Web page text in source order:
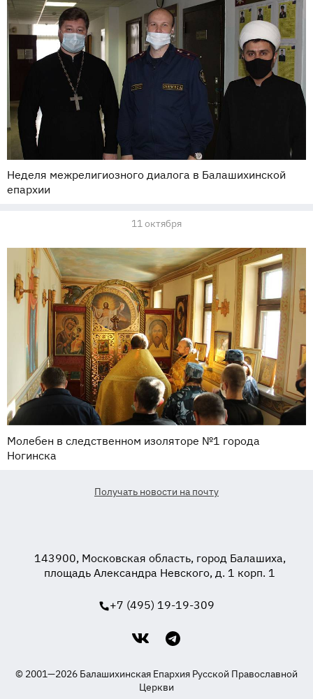
Неделя межрелигиозного диалога в Балашихинской
епархии
11 октября
Молебен в следственном изоляторе №1 города
Ногинска
Получать новости на почту
143900, Московская область, город Балашиха,
площадь Александра Невского, д. 1 корп. 1
+7 (495) 19-19-309
© 2001—2026 Балашихинская Епархия Русской Православной
Церкви